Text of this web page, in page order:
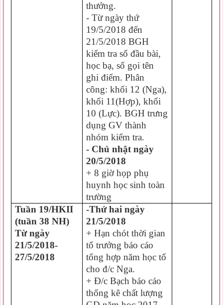
thưởng.
- Từ ngày thứ
19/5/2018 đến
21/5/2018 BGH
kiểm tra sổ đầu bài,
học bạ, sổ gọi tên
ghi điểm. Phân
công: khối 12 (Nga),
khối 11(Hợp), khối
10 (Lực). BGH trưng
dụng GV thành
nhóm kiểm tra.
- Chủ nhật ngày
20/5/2018
+ 8 giờ họp phụ
huynh học sinh toàn
trường
Tuần 19/HKII
(tuần 38 NH)
Từ ngày
21/5/2018-
27/5/2018
-Thứ hai ngày
21/5/2018
+ Hạn chót thời gian
tổ trưởng báo cáo
tổng hợp năm học tổ
cho đ/c Nga.
+ Đ/c Bạch báo cáo
thống kê chất lượng